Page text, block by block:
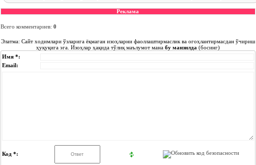
Реклама
Всего комментариев: 0
Элатма: Сайт ходимлари ўзларига ёқмаган изоҳларни фаоллаштирмаслик ва огоҳлантирмасдан ўчириш
ҳуқуқига эга. Изоҳлар ҳақида тўлиқ маълумот манабу манзилда (босинг)
Имя *:
Email:
Код *: